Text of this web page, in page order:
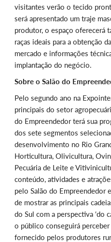
visitantes verão o tecido
será apresentado um traje
produtor, o espaço oferecerá
raças ideais para a obtenção
mercado e informações
implantação do negócio.
Sobre o Salão do
Pelo segundo ano na
principais do setor
do Empreendedor terá sua
dos sete segmentos
desenvolvimento no Rio
Horticultura, Olivicultura,
Pecuária de Leite e
conteúdo, atividades e
pelo Salão do Empreendedor
de mostrar as principais
do Sul com a perspectiva ‘do
o público conseguirá
fornecido pelos produtores